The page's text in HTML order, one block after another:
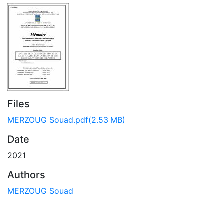
Files
MERZOUG Souad.pdf(2.53 MB)
Date
2021
Authors
MERZOUG Souad